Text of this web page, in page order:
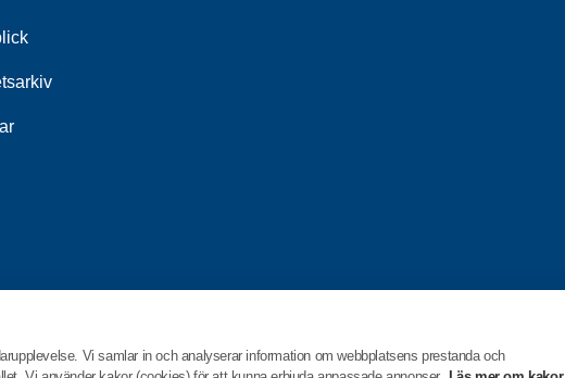
Vi samlar in och analyserar information om webbplatsens prestanda och